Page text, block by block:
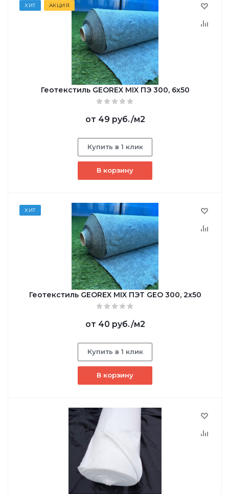
ХИТ АКЦИЯ
Геотекстиль GEOREX MIX ПЭ 300, 6х50
от 49 руб./м2
Купить в 1 клик
В корзину
ХИТ
Геотекстиль GEОREX MIX ПЭТ GEO 300, 2х50
от 40 руб./м2
Купить в 1 клик
В корзину